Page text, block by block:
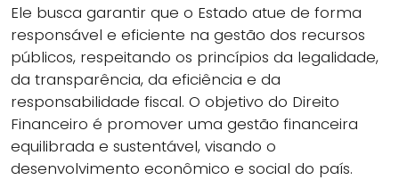
Ele busca garantir que o Estado atue de forma
responsável e eficiente na gestão dos recursos
públicos, respeitando os princípios da legalidade,
da transparência, da eficiência e da
responsabilidade fiscal. O objetivo do Direito
Financeiro é promover uma gestão financeira
equilibrada e sustentável, visando o
desenvolvimento econômico e social do país.